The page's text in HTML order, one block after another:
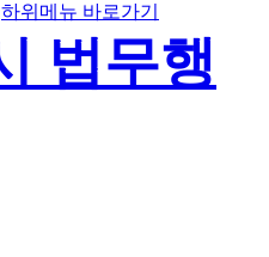
하위메뉴 바로가기